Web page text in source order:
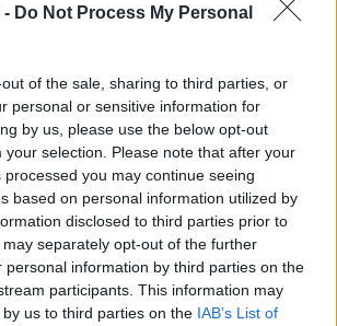
- Do Not Process My Personal
of the sale, sharing to third parties, or
personal or sensitive information for
by us, please use the below opt-out
your selection. Please note that after your
you may continue seeing
based on personal information utilized by
disclosed to third parties prior to
separately opt-out of the further
personal information by third parties on the
participants. This information may
us to third parties on the IAB’s List of
8 Ago 2026